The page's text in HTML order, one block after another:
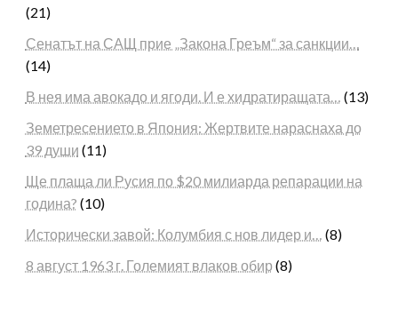
(21)
Сенатът на САЩ прие „Закона Греъм“ за санкции…
(14)
В нея има авокадо и ягоди. И е хидратиращата… (13)
Земетресението в Япония: Жертвите нараснаха до
39 души (11)
Ще плаща ли Русия по $20 милиарда репарации на
година? (10)
Исторически завой: Колумбия с нов лидер и… (8)
8 август 1963 г. Големият влаков обир (8)